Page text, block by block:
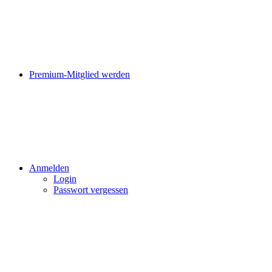
Premium-Mitglied werden
Anmelden
Login
Passwort vergessen